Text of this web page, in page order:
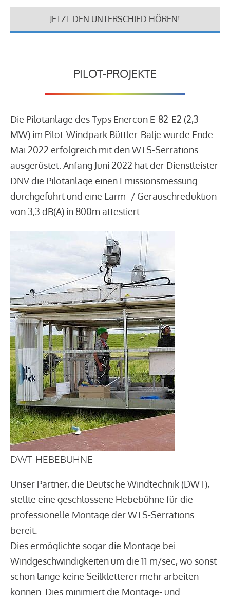
JETZT DEN UNTERSCHIED HÖREN!
PILOT-PROJEKTE
Die Pilotanlage des Typs Enercon E-82-E2 (2,3
MW) im Pilot-Windpark Büttler-Balje wurde Ende
Mai 2022 erfolgreich mit den WTS-Serrations
ausgerüstet. Anfang Juni 2022 hat der Dienstleister
DNV die Pilotanlage einen Emissionsmessung
durchgeführt und eine Lärm- / Geräuschreduktion
von 3,3 dB(A) in 800m attestiert.
DWT-HEBEBÜHNE
Unser Partner, die Deutsche Windtechnik (DWT),
stellte eine geschlossene Hebebühne für die
professionelle Montage der WTS-Serrations
bereit.
Dies ermöglichte sogar die Montage bei
Windgeschwindigkeiten um die 11 m/sec, wo sonst
schon lange keine Seilkletterer mehr arbeiten
können. Dies minimiert die Montage- und